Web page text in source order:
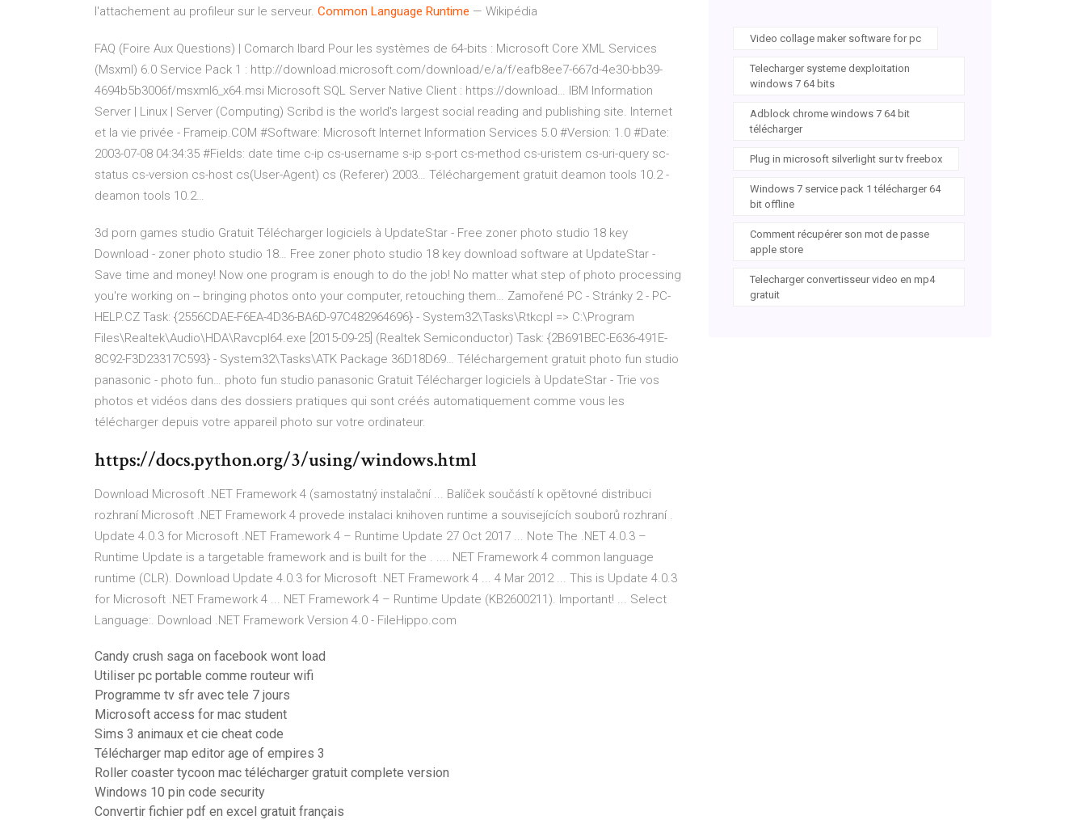
l'attachement au profileur sur le serveur. Common Language Runtime — Wikipédia
FAQ (Foire Aux Questions) | Comarch Ibard Pour les systèmes de 64-bits : Microsoft Core XML Services
(Msxml) 6.0 Service Pack 1 : http://download.microsoft.com/download/e/a/f/eafb8ee7-667d-4e30-bb39-
4694b5b3006f/msxml6_x64.msi Microsoft SQL Server Native Client : https://download… IBM Information
Server | Linux | Server (Computing) Scribd is the world's largest social reading and publishing site. Internet
et la vie privée - Frameip.COM #Software: Microsoft Internet Information Services 5.0 #Version: 1.0 #Date:
2003-07-08 04:34:35 #Fields: date time c-ip cs-username s-ip s-port cs-method cs-uristem cs-uri-query sc-
status cs-version cs-host cs(User-Agent) cs (Referer) 2003… Téléchargement gratuit deamon tools 10.2 -
deamon tools 10.2…
3d porn games studio Gratuit Télécharger logiciels à UpdateStar - Free zoner photo studio 18 key
Download - zoner photo studio 18… Free zoner photo studio 18 key download software at UpdateStar -
Save time and money! Now one program is enough to do the job! No matter what step of photo processing
you're working on -- bringing photos onto your computer, retouching them… Zamořené PC - Stránky 2 - PC-
HELP.CZ Task: {2556CDAE-F6EA-4D36-BA6D-97C482964696} - System32\Tasks\Rtkcpl => C:\Program
Files\Realtek\Audio\HDA\Ravcpl64.exe [2015-09-25] (Realtek Semiconductor) Task: {2B691BEC-E636-491E-
8C92-F3D23317C593} - System32\Tasks\ATK Package 36D18D69… Téléchargement gratuit photo fun studio
panasonic - photo fun… photo fun studio panasonic Gratuit Télécharger logiciels à UpdateStar - Trie vos
photos et vidéos dans des dossiers pratiques qui sont créés automatiquement comme vous les
télécharger depuis votre appareil photo sur votre ordinateur.
https://docs.python.org/3/using/windows.html
Download Microsoft .NET Framework 4 (samostatný instalační ... Balíček součástí k opětovné distribuci
rozhraní Microsoft .NET Framework 4 provede instalaci knihoven runtime a souvisejících souborů rozhraní .
Update 4.0.3 for Microsoft .NET Framework 4 – Runtime Update 27 Oct 2017 ... Note The .NET 4.0.3 –
Runtime Update is a targetable framework and is built for the . .... NET Framework 4 common language
runtime (CLR). Download Update 4.0.3 for Microsoft .NET Framework 4 ... 4 Mar 2012 ... This is Update 4.0.3
for Microsoft .NET Framework 4 ... NET Framework 4 – Runtime Update (KB2600211). Important! ... Select
Language:. Download .NET Framework Version 4.0 - FileHippo.com
Candy crush saga on facebook wont load
Utiliser pc portable comme routeur wifi
Programme tv sfr avec tele 7 jours
Microsoft access for mac student
Sims 3 animaux et cie cheat code
Télécharger map editor age of empires 3
Roller coaster tycoon mac télécharger gratuit complete version
Windows 10 pin code security
Convertir fichier pdf en excel gratuit français
Video collage maker software for pc
Telecharger systeme dexploitation
windows 7 64 bits
Adblock chrome windows 7 64 bit
télécharger
Plug in microsoft silverlight sur tv freebox
Windows 7 service pack 1 télécharger 64
bit offline
Comment récupérer son mot de passe
apple store
Telecharger convertisseur video en mp4
gratuit